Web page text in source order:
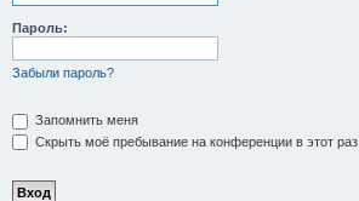
Пароль:
Забыли пароль?
Запомнить меня
Скрыть моё пребывание на конференции в этот раз